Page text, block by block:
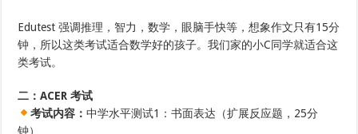
Edutest 强调推理，智力，数学，眼脑手快等，想象作文只有15分
钟，所以这类考试适合数学好的孩子。我们家的小C同学就适合这
类考试。
二：ACER 考试
考试内容：中学水平测试1：书面表达（扩展反应题，25分
钟）